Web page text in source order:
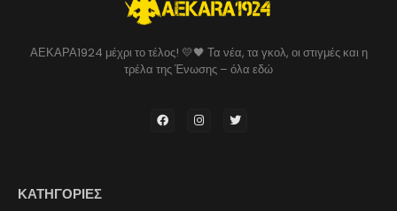
ΑΕΚΑΡΑ1924 μέχρι το τέλος! 💛🖤 Τα νέα, τα γκολ, οι στιγμές και η
τρέλα της Ένωσης – όλα εδώ
ΚΑΤΗΓΟΡΙΕΣ